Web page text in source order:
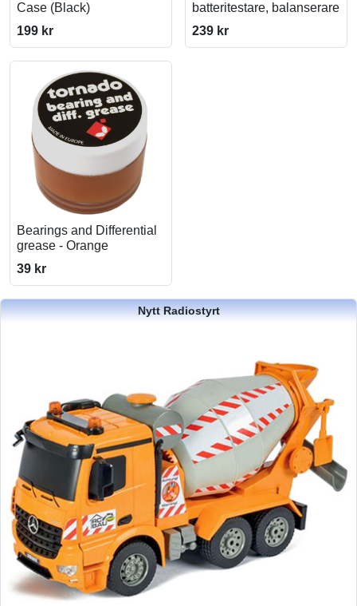
Case (Black)
199 kr
batteritestare, balanserare
239 kr
Bearings and Differential
grease - Orange
39 kr
Nytt Radiostyrt